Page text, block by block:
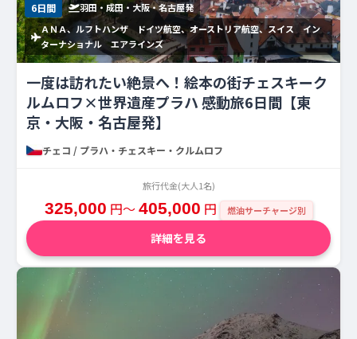
6日間
羽田・成田・大阪・名古屋発
ＡＮＡ、ルフトハンザ ドイツ航空、オーストリア航空、スイス イン
ターナショナル エアラインズ
一度は訪れたい絶景へ！絵本の街チェスキーク
ルムロフ×世界遺産プラハ 感動旅6日間【東
京・大阪・名古屋発】
チェコ / プラハ・チェスキー・クルムロフ
旅行代金(大人1名)
325,000 円〜405,000 円 燃油サーチャージ別
詳細を見る